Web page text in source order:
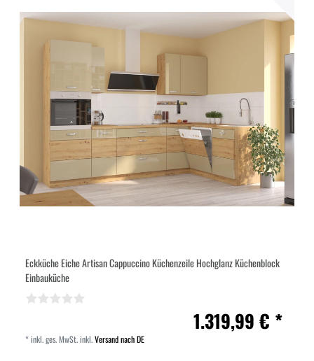
Eckküche Eiche Artisan Cappuccino Küchenzeile Hochglanz Küchenblock
Einbauküche
1.319,99 € *
*inkl. ges. MwSt.inkl.Versand nach DE